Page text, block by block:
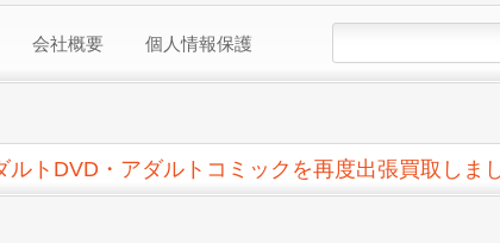
会社概要 個人情報保護
ルトDVD・アダルトコミックを再度出張買取しまし